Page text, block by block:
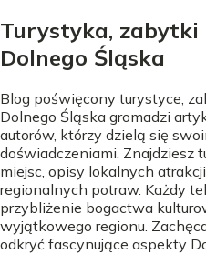
Turystyka, zabytki
Dolnego Śląska
Blog poświęcony turystyce,
Dolnego Śląska gromadzi
autorów, którzy dzielą się
doświadczeniami. Znajdziesz
miejsc, opisy lokalnych
regionalnych potraw. Każdy
przybliżenie bogactwa
wyjątkowego regionu.
odkryć fascynujące aspekty